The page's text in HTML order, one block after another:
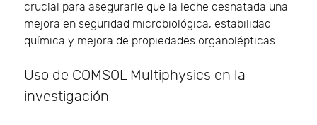
crucial para asegurarle que la leche desnatada una
mejora en seguridad microbiológica, estabilidad
química y mejora de propiedades organolépticas.
Uso de COMSOL Multiphysics en la
investigación